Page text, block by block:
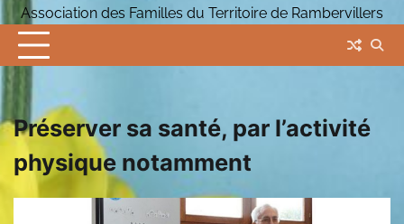
Association des Familles du Territoire de Rambervillers
Préserver sa santé, par l’activité
physique notamment